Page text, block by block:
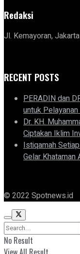
Redaksi
Jl. Kemayoran,
RECENT POSTS
PERADIN dan
untuk
Dr. KH.
Ciptakan Iklim
Istiqamah
Gelar Khataman
© 2022 Spotnews.id
No Result